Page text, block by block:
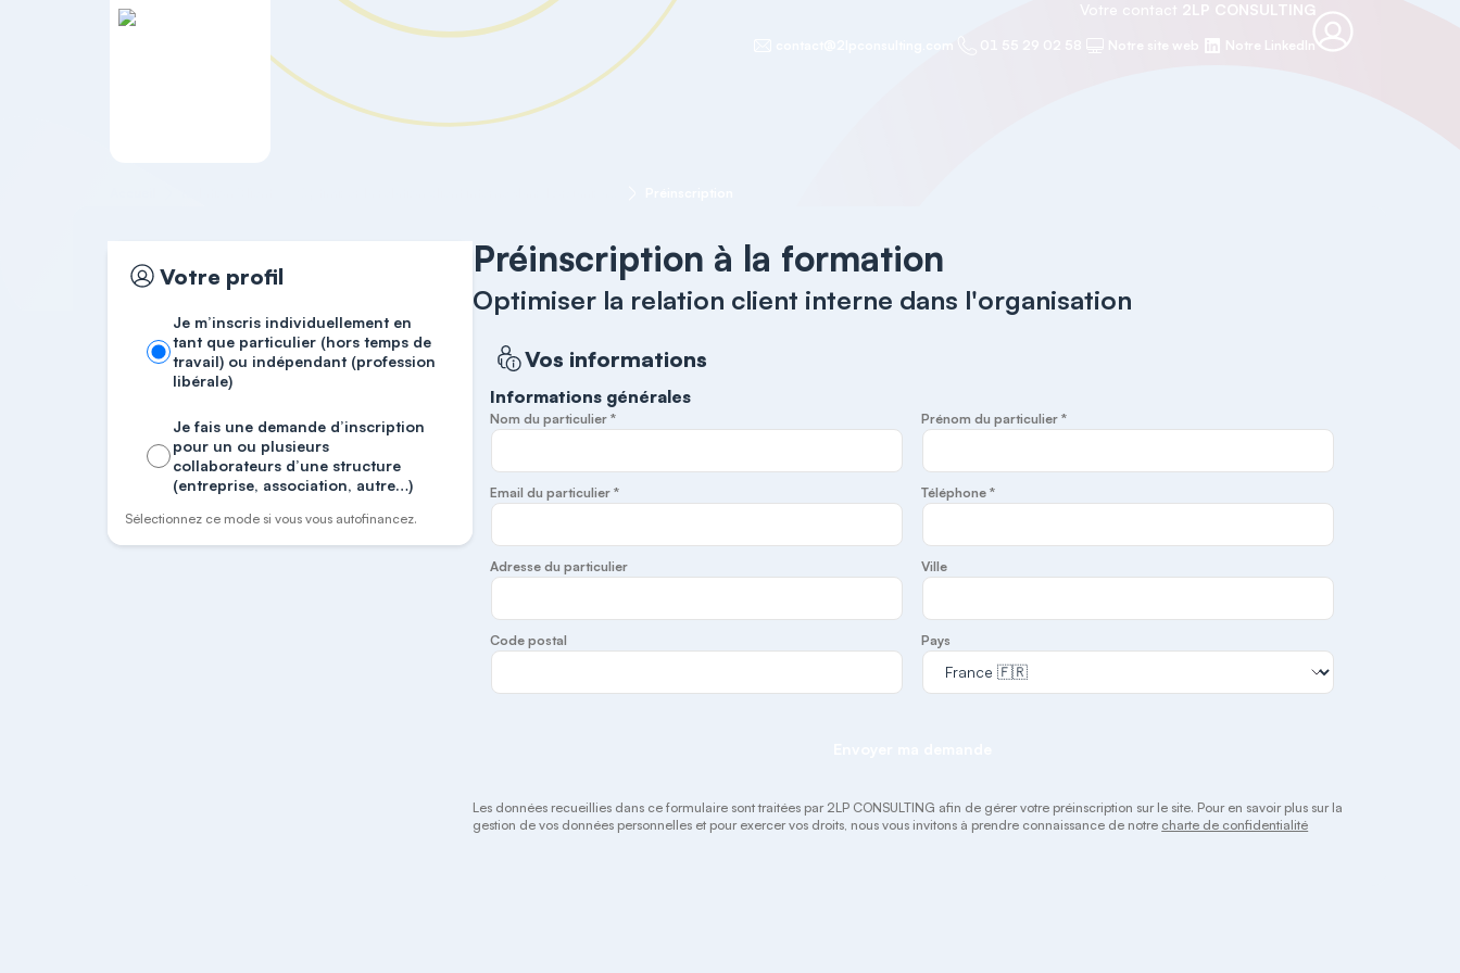
Votre contact 2LP CONSULTING
Notre site web Notre LinkedIn
Votre profil
Je m’inscris individuellement en
tant que particulier (hors temps de
travail) ou indépendant (profession
libérale)
Je fais une demande d’inscription
pour un ou plusieurs
collaborateurs d’une structure
(entreprise, association, autre…)
Sélectionnez ce mode si vous vous autofinancez.
Préinscription à la formation
Optimiser la relation client interne dans l'organisation
Vos informations
Informations générales
Nom du particulier * Prénom du particulier *
Email du particulier * Téléphone *
Adresse du particulier Ville
Code postal Pays
Les données recueillies dans ce formulaire sont traitées par 2LP CONSULTING afin de gérer votre préinscription sur le site. Pour en savoir plus sur la
gestion de vos données personnelles et pour exercer vos droits, nous vous invitons à prendre connaissance de notre charte de confidentialité